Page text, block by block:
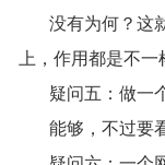
没有为何？这
上，作用都是不一
疑问五：做一
能够，不过要